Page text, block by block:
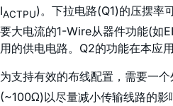
IACTPU)。下拉电路(Q1)的压摆率
要大电流的1-Wire从器件功能(如
用的供电电路。Q2的功能在本应
为支持有效的布线配置，需要一
(~100Ω)以尽量减小传输线路的影